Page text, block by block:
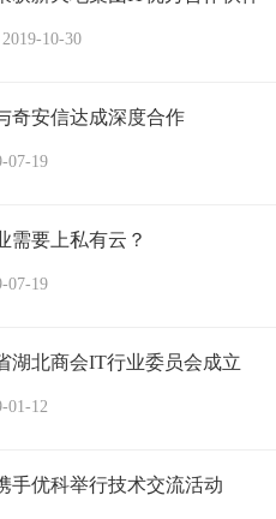
10-30
奇安信达成深度合作
07-19
需要上私有云？
07-19
湖北商会IT行业委员会成立
01-12
手优科举行技术交流活动